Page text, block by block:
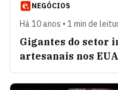
NEGÓCIOS
Há 10 anos • 1 min de
Gigantes do setor
artesanais nos EUA